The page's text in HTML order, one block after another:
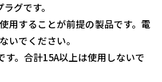
グです。
用することが前提の製品です。電
いでください。
。合計15A以上は使用しないで